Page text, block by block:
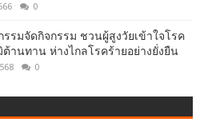
0
รรมจัดกิจกรรม ชวนผู้สูงวัยเข้าใจโรค
ต้านทาน ห่างไกลโรคร้ายอย่างยั่งยืน
0